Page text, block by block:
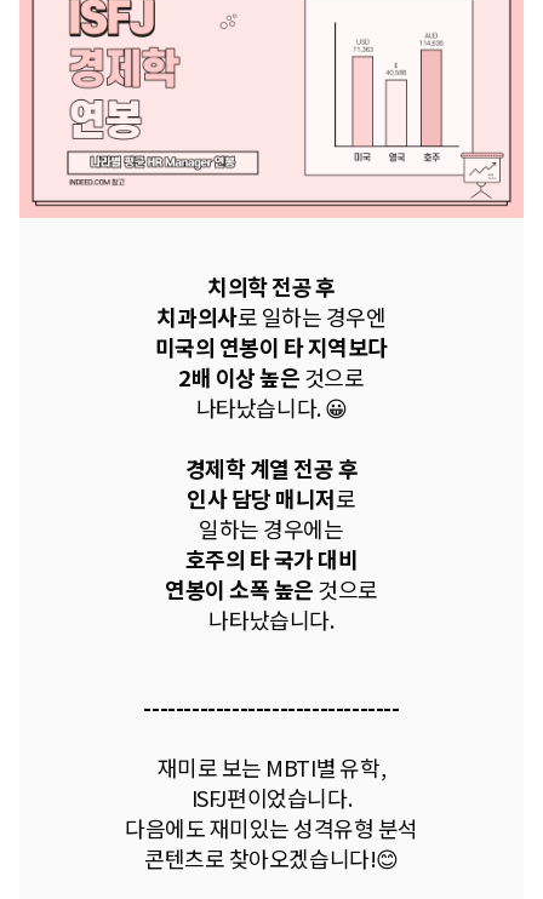
치의학 전공 후
치과의사로 일하는 경우엔
미국의 연봉이 타 지역보다
2배 이상 높은것으로
나타났습니다. 😀
경제학 계열 전공 후
인사 담당 매니저로
일하는 경우에는
호주의 타 국가 대비
연봉이 소폭 높은것으로
나타났습니다.
--------------------------------
​재미로 보는 MBTI별 유학,
ISFJ편이었습니다.
다음에도 재미있는 성격유형 분석
콘텐츠로 찾아오겠습니다!😊